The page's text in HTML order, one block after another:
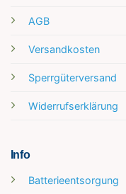
AGB
Versandkosten
Sperrgüterversand
Widerrufserklärung
Info
Batterieentsorgung